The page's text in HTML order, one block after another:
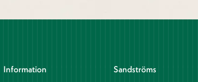
Information
Sandströms